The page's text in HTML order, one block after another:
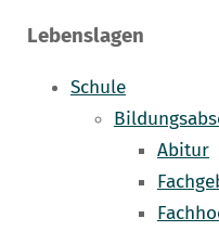
Lebenslagen
Schule
Abitur